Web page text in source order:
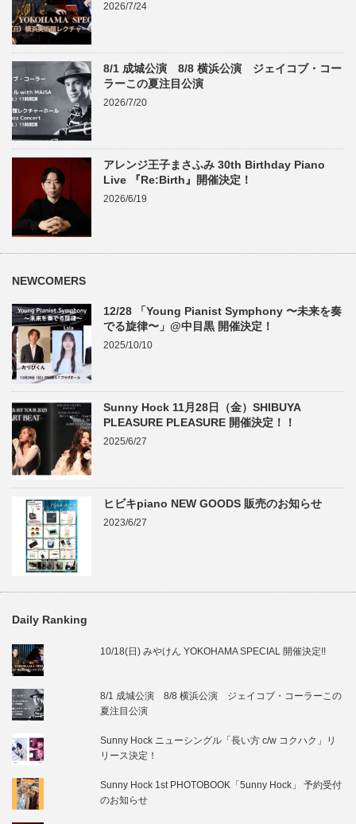
2026/7/24
8/1 成城公演 8/8 横浜公演 ジェイコブ・コー
ラーこの夏注目公演
2026/7/20
アレンジ王子まさふみ 30th Birthday Piano
Live 『Re:Birth』開催決定！
2026/6/19
NEWCOMERS
12/28 「Young Pianist Symphony 〜未来を奏
でる旋律〜」@中目黒 開催決定！
2025/10/10
Sunny Hock 11月28日（金）SHIBUYA
PLEASURE PLEASURE 開催決定！！
2025/6/27
ヒビキpiano NEW GOODS 販売のお知らせ
2023/6/27
Daily Ranking
10/18(日) みやけん YOKOHAMA SPECIAL 開催決定!!
8/1 成城公演 8/8 横浜公演 ジェイコブ・コーラーこの
夏注目公演
Sunny Hock ニューシングル「長い方 c/w コクハク」リ
リース決定！
Sunny Hock 1st PHOTOBOOK「5unny Hock」 予約受付
のお知らせ